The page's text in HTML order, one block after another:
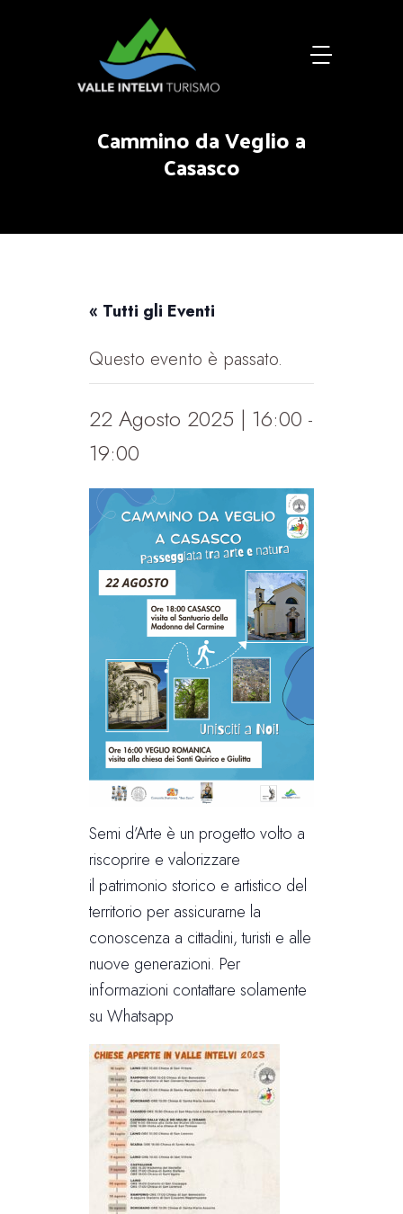
Cammino da Veglio a
Casasco
« Tutti gli Eventi
Questo evento è passato.
22 Agosto 2025 | 16:00 -
19:00
Semi d’Arte è un progetto volto a
riscoprire e valorizzare
il patrimonio storico e artistico del
territorio per assicurarne la
conoscenza a cittadini, turisti e alle
nuove generazioni. Per
informazioni contattare solamente
su Whatsapp